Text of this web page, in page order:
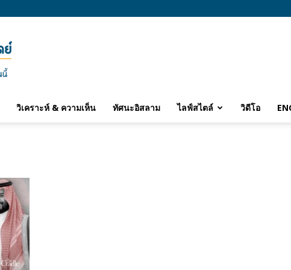
วิเคราะห์ & ความเห็น ทัศนะอิสลาม ไลฟ์สไตล์ วิดีโอ